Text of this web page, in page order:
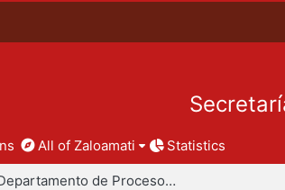
All of Zaloamati Statistics
Departamento de Procesos y Técnicas de Realización